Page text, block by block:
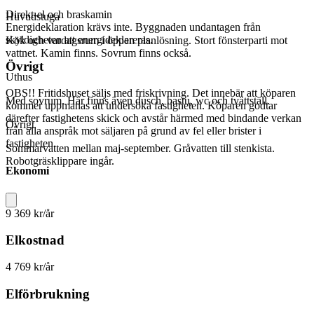
Huvudstuga
Kök och vardagsrum i öppen planlösning. Stort fönsterparti mot
vattnet. Kamin finns. Sovrum finns också.
Uthus
Med sovrum. Här finns även dusch, bastu, wc och tvättställ.
Övrigt
Sommarvatten mellan maj-september. Gråvatten till stenkista.
Robotgräsklippare ingår.
Direkt-el och braskamin
Energideklaration krävs inte. Byggnaden undantagen från
skyldigheten att energideklareras.
Övrigt
OBS!! Fritidshuset säljs med friskrivning. Det innebär att köparen
kommer uppmanas att undersöka fastigheten. Köparen godtar
därefter fastighetens skick och avstår härmed med bindande verkan
från alla anspråk mot säljaren på grund av fel eller brister i
fastigheten.
Ekonomi
9 369 kr/år
Elkostnad
4 769 kr/år
Elförbrukning